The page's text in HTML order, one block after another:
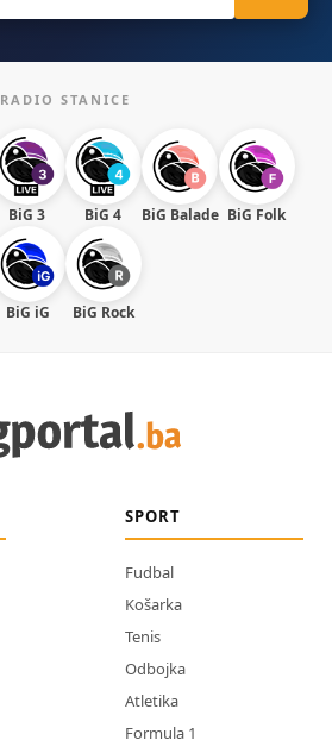
RADIO STANICE
BiG 3 BiG 4 BiG Balade BiG Folk
BiG iG BiG Rock
SPORT
Fudbal
Košarka
Tenis
Odbojka
Atletika
Formula 1